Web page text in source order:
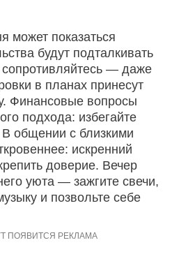
может показаться
будут подталкивать
— даже
в планах принесут
Финансовые вопросы
подхода: избегайте
общении с близкими
искренний
доверие. Вечер
уюта — зажгите свечи,
и позвольте себе